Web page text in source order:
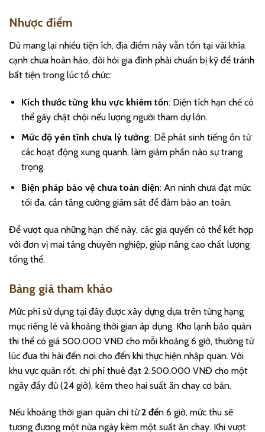
Nhược điểm
Dù mang lại nhiều tiện ích, địa điểm này vẫn tồn tại vài khía
cạnh chưa hoàn hảo, đòi hỏi gia đình phải chuẩn bị kỹ để tránh
bất tiện trong lúc tổ chức:
Kích thước từng khu vực khiêm tốn: Diện tích hạn chế có
thể gây chật chội nếu lượng người tham dự lớn.
Mức độ yên tĩnh chưa lý tưởng: Dễ phát sinh tiếng ồn từ
các hoạt động xung quanh, làm giảm phần nào sự trang
trọng.
Biện pháp bảo vệ chưa toàn diện: An ninh chưa đạt mức
tối đa, cần tăng cường giám sát để đảm bảo an toàn.
Để vượt qua những hạn chế này, các gia quyến có thể kết hợp
với đơn vị mai táng chuyên nghiệp, giúp nâng cao chất lượng
tổng thể.
Bảng giá tham khảo
Mức phí sử dụng tại đây được xây dựng dựa trên từng hạng
mục riêng lẻ và khoảng thời gian áp dụng. Kho lạnh bảo quản
thi thể có giá 500.000 VNĐ cho mỗi khoảng 6 giờ, thường từ
lúc đưa thi hài đến nơi cho đến khi thực hiện nhập quan. Với
khu vực quàn rốt, chi phí thuê đạt 2.500.000 VNĐ cho một
ngày đầy đủ (24 giờ), kèm theo hai suất ăn chay cơ bản.
Nếu khoảng thời gian quàn chỉ từ2 đến 6 giờ, mức thu sẽ
tương đương một nửa ngày kèm một suất ăn chay. Khi vượt